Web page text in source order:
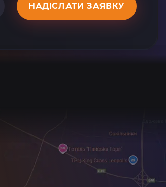
НАДІСЛАТИ ЗАЯВКУ